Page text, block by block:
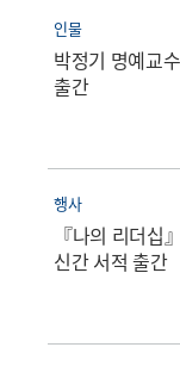
인물
박정기 명예교수, 자서전 ＜뒤돌
출간
행사
『나의 리더십
신간 서적 출간